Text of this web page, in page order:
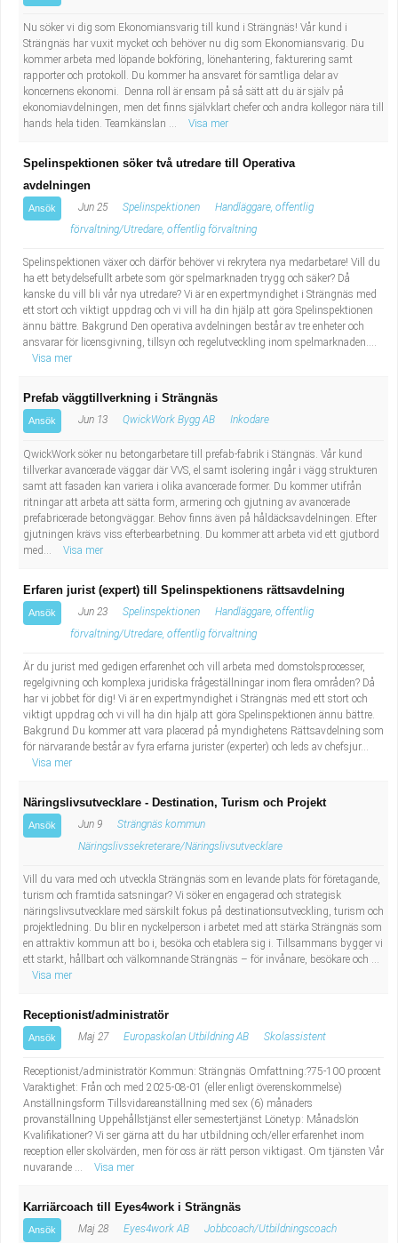
Nu söker vi dig som Ekonomiansvarig till kund i Strängnäs! Vår kund i
Strängnäs har vuxit mycket och behöver nu dig som Ekonomiansvarig. Du
kommer arbeta med löpande bokföring, lönehantering, fakturering samt
rapporter och protokoll. Du kommer ha ansvaret för samtliga delar av
koncernens ekonomi. Denna roll är ensam på så sätt att du är själv på
ekonomiavdelningen, men det finns självklart chefer och andra kollegor nära till
hands hela tiden. Teamkänslan ...
Visa mer
Spelinspektionen söker två utredare till Operativa
avdelningen
Ansök Jun 25 Spelinspektionen
Handläggare, offentlig
förvaltning/Utredare, offentlig förvaltning
Spelinspektionen växer och därför behöver vi rekrytera nya medarbetare! Vill du
ha ett betydelsefullt arbete som gör spelmarknaden trygg och säker? Då
kanske du vill bli vår nya utredare? Vi är en expertmyndighet i Strängnäs med
ett stort och viktigt uppdrag och vi vill ha din hjälp att göra Spelinspektionen
ännu bättre. Bakgrund Den operativa avdelningen består av tre enheter och
ansvarar för licensgivning, tillsyn och regelutveckling inom spelmarknaden....
Visa mer
Prefab väggtillverkning i Strängnäs
Ansök Jun 13 QwickWork Bygg AB Inkodare
QwickWork söker nu betongarbetare till prefab-fabrik i Stängnäs. Vår kund
tillverkar avancerade väggar där VVS, el samt isolering ingår i vägg strukturen
samt att fasaden kan variera i olika avancerade former. Du kommer utifrån
ritningar att arbeta att sätta form, armering och gjutning av avancerade
prefabricerade betongväggar. Behov finns även på håldäcksavdelningen. Efter
gjutningen krävs viss efterbearbetning. Du kommer att arbeta vid ett gjutbord
med...
Visa mer
Erfaren jurist (expert) till Spelinspektionens rättsavdelning
Ansök Jun 23 Spelinspektionen
Handläggare, offentlig
förvaltning/Utredare, offentlig förvaltning
Är du jurist med gedigen erfarenhet och vill arbeta med domstolsprocesser,
regelgivning och komplexa juridiska frågeställningar inom flera områden? Då
har vi jobbet för dig! Vi är en expertmyndighet i Strängnäs med ett stort och
viktigt uppdrag och vi vill ha din hjälp att göra Spelinspektionen ännu bättre.
Bakgrund Du kommer att vara placerad på myndighetens Rättsavdelning som
för närvarande består av fyra erfarna jurister (experter) och leds av chefsjur...
Visa mer
Näringslivsutvecklare - Destination, Turism och Projekt
Ansök Jun 9
Strängnäs kommun
Näringslivssekreterare/Näringslivsutvecklare
Vill du vara med och utveckla Strängnäs som en levande plats för företagande,
turism och framtida satsningar? Vi söker en engagerad och strategisk
näringslivsutvecklare med särskilt fokus på destinationsutveckling, turism och
projektledning. Du blir en nyckelperson i arbetet med att stärka Strängnäs som
en attraktiv kommun att bo i, besöka och etablera sig i. Tillsammans bygger vi
ett starkt, hållbart och välkomnande Strängnäs – för invånare, besökare och ...
Visa mer
Receptionist/administratör
Ansök Maj 27 Europaskolan Utbildning AB Skolassistent
Receptionist/administratör Kommun: Strängnäs Omfattning:?75-100 procent
Varaktighet: Från och med 2025-08-01 (eller enligt överenskommelse)
Anställningsform Tillsvidareanställning med sex (6) månaders
provanställning Uppehållstjänst eller semestertjänst Lönetyp: Månadslön
Kvalifikationer? Vi ser gärna att du har utbildning och/eller erfarenhet inom
reception eller skolvärden, men för oss är rätt person viktigast. Om tjänsten Vår
nuvarande ...
Visa mer
Karriärcoach till Eyes4work i Strängnäs
Ansök Maj 28 Eyes4work AB Jobbcoach/Utbildningscoach